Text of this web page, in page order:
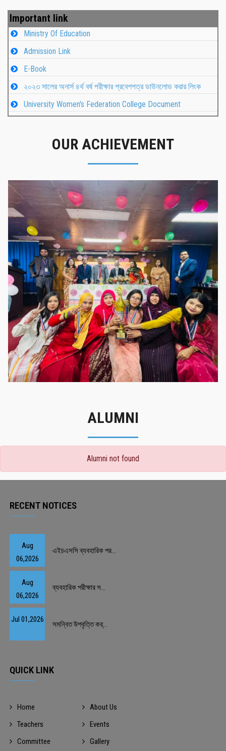
Important link
Ministry Of Education
Admission Link
E-Book
২০২৩ সালের অনার্স ৪র্থ বর্ষ পরীক্ষার প্রবেশপত্র ডাউনলোড করার লিংক
University Women's Federation College Document
OUR ACHIEVEMENT
গৌরবের মুহূর্ত
গৌরবের মুহূর্ত
ALUMNI
Alumni not found
RECENT NOTICES
Aug
06,2026
এইচএসসি ব্যবহারিক পর...
Aug
06,2026
ব্যবহারিক পরীক্ষার স...
Jul 01,2026
সমন্বিত উপবৃত্তি কর্...
QUICK LINK
Home
About Us
Teachers
Events
Committee
Gallery